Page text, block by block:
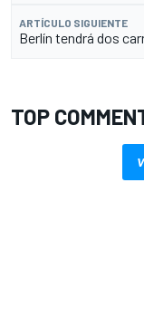
ARTÍCULO SIGUIENTE
Berlín tendrá dos
TOP